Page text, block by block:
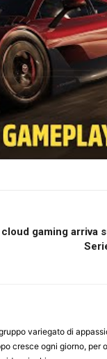
cloud gaming arriva
variegato di
cresce ogni giorno, per